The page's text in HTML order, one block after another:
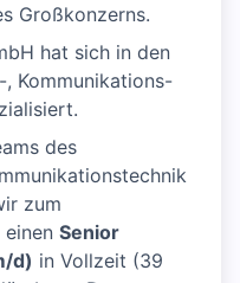
Großkonzerns.
hat sich in den
Kommunikations-
des
zum
Senior
d) in Vollzeit (39